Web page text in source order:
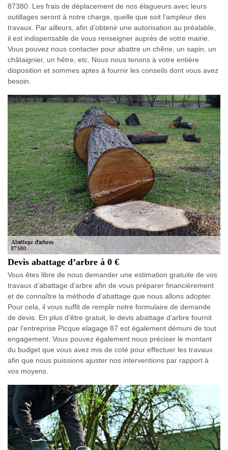
87380. Les frais de déplacement de nos élagueurs avec leurs
outillages seront à notre charge, quelle que soit l’ampleur des
travaux. Par ailleurs, afin d’obtenir une autorisation au préalable,
il est indispensable de vous renseigner auprès de votre mairie.
Vous pouvez nous contacter pour abattre un chêne, un sapin, un
châtaignier, un hêtre, etc. Nous nous tenons à votre entière
disposition et sommes aptes à fournir les conseils dont vous avez
besoin.
Devis abattage d’arbre à 0 €
Vous êtes libre de nous demander une estimation gratuite de vos
travaux d’abattage d’arbre afin de vous préparer financièrement
et de connaître la méthode d’abattage que nous allons adopter.
Pour cela, il vous suffit de remplir notre formulaire de demande
de devis. En plus d’être gratuit, le devis abattage d’arbre fournit
par l’entreprise Picque elagage 87 est également démuni de tout
engagement. Vous pouvez également nous préciser le montant
du budget que vous avez mis de coté pour effectuer les travaux
afin que nous puissions ajuster nos interventions par rapport à
vos moyens.